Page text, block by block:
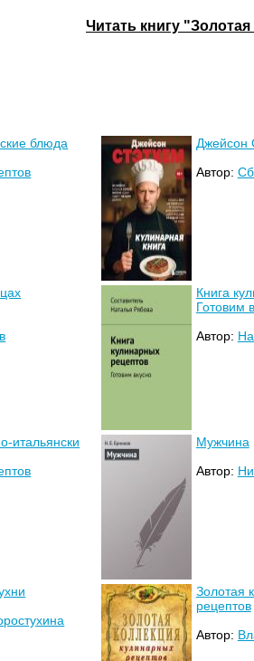
Читать книгу
блюда
Джейсон
Автор:
Книга
Готовим
Автор:
итальянски
Мужчина
Автор:
Золотая
рецептов
Автор: